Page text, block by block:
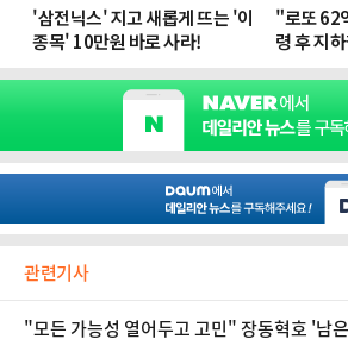
관련기사
"모든 가능성 열어두고 고민" 장동혁호 '남